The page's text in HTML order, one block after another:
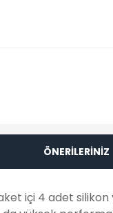
ÖNERİLERİNİZ
içi 4 adet silikon